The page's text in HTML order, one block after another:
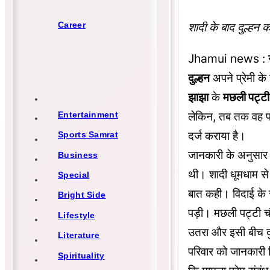
Career
Entertainment
Sports Samrat
Business
Special
Bright Side
Lifestyle
Literature
Spirituality
शादी के बाद दुल्हन
Jhamui news :
दुल्हनअपने प्रेमी के
झाझाकेमछली
लेकिन, तब तक वह
दर्ज कराया है।
जानकारी के अनुसार
थी। शादी धूमधाम
बात कही। विदाई
पड़ी। मछली पट्टी
उतरा और इसी बीच
परिवार को